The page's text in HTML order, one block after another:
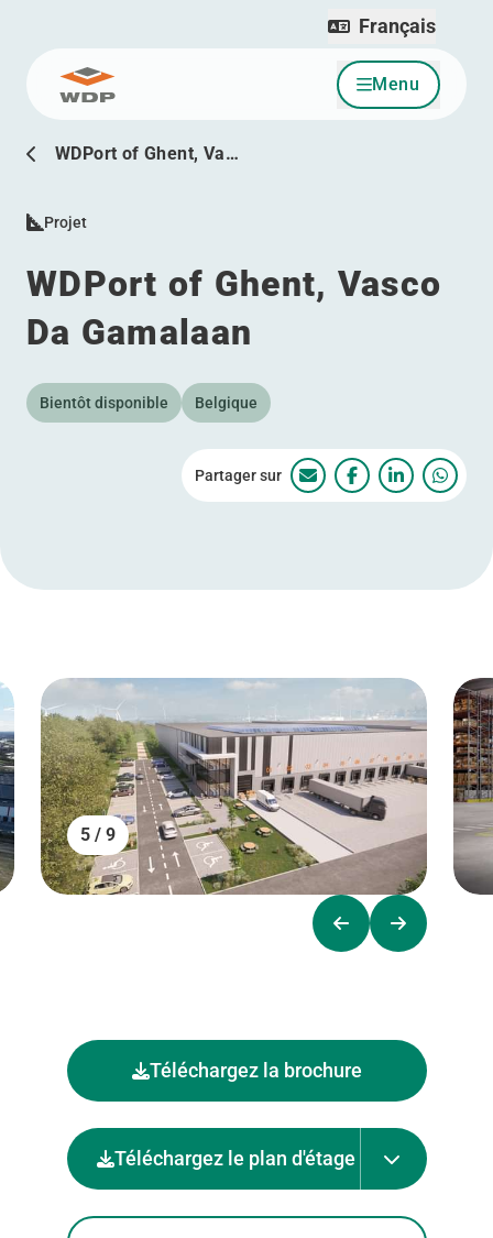
Allez au contenu Menu
Français
WDPort of Ghent, Va…
Projet
WDPort of Ghent, Vasco
Da Gamalaan
Bientôt disponible Belgique
Partager sur WDPort of Ghent,
WDPort ofWDPort of
5 / 9
Téléchargez la brochure
Téléchargez le plan d'étage